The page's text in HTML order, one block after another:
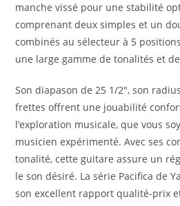
manche vissé pour une stabilité
comprenant deux simples et un
combinés au sélecteur à 5
une large gamme de tonalités et
Son diapason de 25 1/2″, son
frettes offrent une jouabilité
l’exploration musicale, que vous
musicien expérimenté. Avec ses
tonalité, cette guitare assure un
le son désiré. La série Pacifica de
son excellent rapport qualité-prix